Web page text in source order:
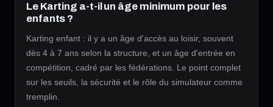
Le Karting a-t-il un âge minimum pour les
enfants ?
Karting enfant : il y a un âge d'accès au loisir, souvent
dès 4 à 7 ans selon la structure, et un âge d'entrée en
compétition, cadré par les fédérations. Le point complet
sur les seuils, la sécurité et le rôle du simulateur comme
tremplin.